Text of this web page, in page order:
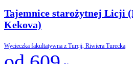
Tajemnice starożytnej Licji
Kekova)
Wycieczka fakultatywna z Turcji, Riwiera Turecka